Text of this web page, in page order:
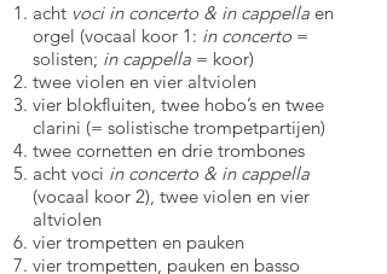
acht voci in concerto & in cappella en
orgel (vocaal koor 1: in concerto =
solisten; in cappella = koor)
twee violen en vier altviolen
vier blokfluiten, twee hobo’s en twee
clarini (= solistische trompetpartijen)
twee cornetten en drie trombones
acht voci in concerto & in cappella
(vocaal koor 2), twee violen en vier
altviolen
vier trompetten en pauken
vier trompetten, pauken en basso